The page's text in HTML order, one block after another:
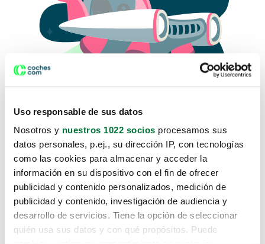
Uso responsable de sus datos
Nosotros y nuestros 1022 socios procesamos sus
datos personales, p.ej., su dirección IP, con tecnologías
como las cookies para almacenar y acceder la
información en su dispositivo con el fin de ofrecer
publicidad y contenido personalizados, medición de
publicidad y contenido, investigación de audiencia y
desarrollo de servicios. Tiene la opción de seleccionar
quién usa sus datos y con qué propósitos. Puede
Lo sentimos, no sabemos como
te hemos traido hasta aquí.
Pero puedes encontrar el coche que estás
buscando en alguno de estos enlaces: